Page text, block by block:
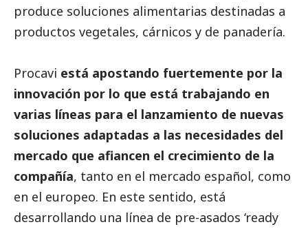
produce soluciones alimentarias destinadas a
productos vegetales, cárnicos y de panadería.
Procavi está apostando fuertemente por la
innovación por lo que está trabajando en
varias líneas para el lanzamiento de nuevas
soluciones adaptadas a las necesidades del
mercado que afiancen el crecimiento de la
compañía, tanto en el mercado español, como
en el europeo. En este sentido, está
desarrollando una línea de pre-asados ‘ready